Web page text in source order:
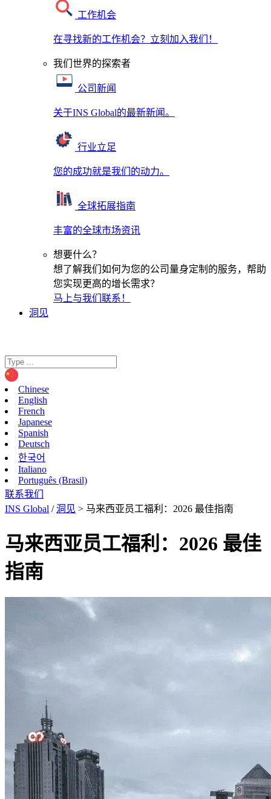
工作机会
在寻找新的工作机会？立刻加入我们！
我们世界的探索者
公司新闻
关于INS Global的最新新闻。
行业立足
您的成功就是我们的动力。
全球拓展指南
丰富的全球市场资讯
想要什么？
想了解我们如何为您的公司量身定制的服务，帮助
您实现更高的增长需求？
马上与我们联系！
洞见
Chinese
English
French
Japanese
Spanish
Deutsch
한국어
Italiano
Português (Brasil)
联系我们
INS Global /洞见 > 马来西亚员工福利：2026 最佳指南
马来西亚员工福利：2026 最佳
指南